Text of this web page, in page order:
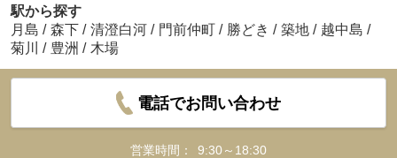
駅から探す
月島 / 森下 / 清澄白河 / 門前仲町 / 勝どき / 築地 / 越中島 /
菊川
/ 豊洲 / 木場
電話でお問い合わせ
営業時間：
9:30～18:30